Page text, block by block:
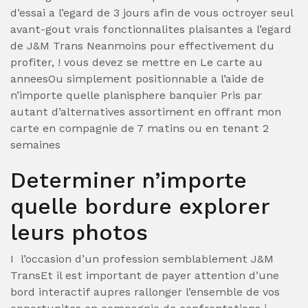
d’essai a l’egard de 3 jours afin de vous octroyer seul
avant-gout vrais fonctionnalites plaisantes a l’egard
de J&M Trans Neanmoins pour effectivement du
profiter, ! vous devez se mettre en Le carte au
anneesOu simplement positionnable a l’aide de
n’importe quelle planisphere banquier Pris par
autant d’alternatives assortiment en offrant mon
carte en compagnie de 7 matins ou en tenant 2
semaines
Determiner n’importe
quelle bordure explorer
leurs photos
I l’occasion d’un profession semblablement J&M
TransEt il est important de payer attention d’une
bord interactif aupres rallonger l’ensemble de vos